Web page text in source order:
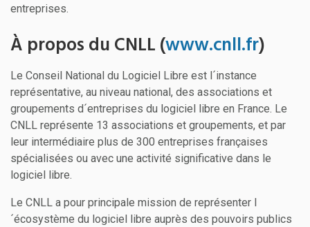
entreprises.
À propos du CNLL (www.cnll.fr)
Le Conseil National du Logiciel Libre est l´instance
représentative, au niveau national, des associations et
groupements d´entreprises du logiciel libre en France. Le
CNLL représente 13 associations et groupements, et par
leur intermédiaire plus de 300 entreprises françaises
spécialisées ou avec une activité significative dans le
logiciel libre.
Le CNLL a pour principale mission de représenter l
´écosystème du logiciel libre auprès des pouvoirs publics